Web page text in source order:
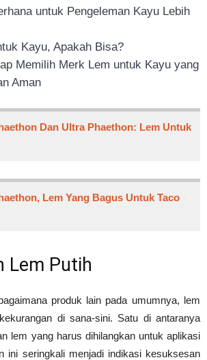
untuk Pengeleman Kayu Lebih
Kayu, Apakah Bisa?
Memilih Merk Lem untuk Kayu yang
Aman
Dan Ultra Phaethon: Lem Untuk
Lem Yang Bagus Untuk Taco
Lem Putih
produk lain pada umumnya, lem
di sana-sini. Satu di antaranya
lem yang harus dihilangkan untuk aplikasi
ini seringkali menjadi indikasi kesuksesan